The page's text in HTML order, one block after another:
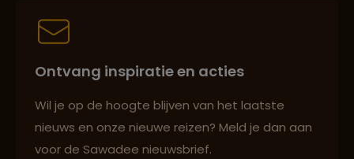
Best beoordeelde reisroutes
Ontvang inspiratie en acties
Wil je op de hoogte blijven van het laatste
nieuws en onze nieuwe reizen? Meld je dan aan
voor de Sawadee nieuwsbrief.